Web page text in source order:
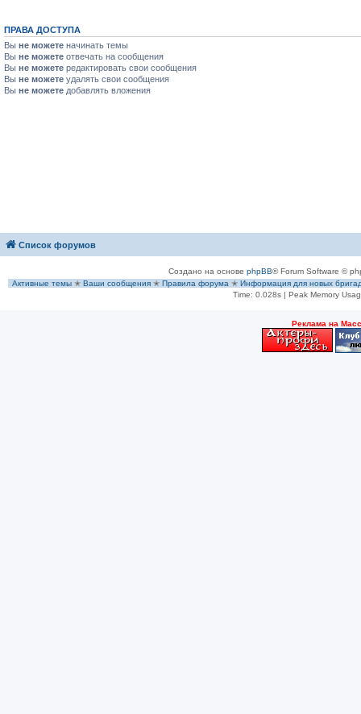
ПРАВА ДОСТУПА
Вы не можете начинать темы
Вы не можете отвечать на сообщения
Вы не можете редактировать свои сообщения
Вы не можете удалять свои сообщения
Вы не можете добавлять вложения
Список форумов
Создано на основе phpBB® Forum Software ©
Активные темы ✭ Ваши сообщения ✭ Правила форума ✭ Информация для новых
Time: 0.028s| Peak Memory
Рeклама на